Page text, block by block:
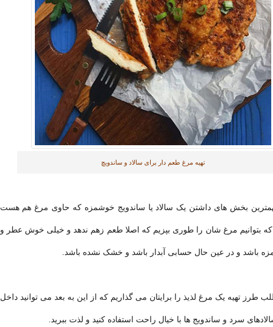
تهیه مرغ طعم دار برای سالاد و ساندویچ
بخش های داشتن یک سالاد یا ساندویج خوشمزه که حاوی مرغ هم هست
بتوانیم مرغ شان را طوری بپزیم که اصلا طعم زهم ندهد و خیلی خوش عطر و
باشد و در عین حال حسابی آبدار باشد و خشک نشده باشد.
طرز تهیه یک مرغ لذیذ را برایتان می گذاریم که از این به بعد می توانید داخل
سرد و ساندویج ها با خیال راحت استفاده کنید و لذت ببرید.